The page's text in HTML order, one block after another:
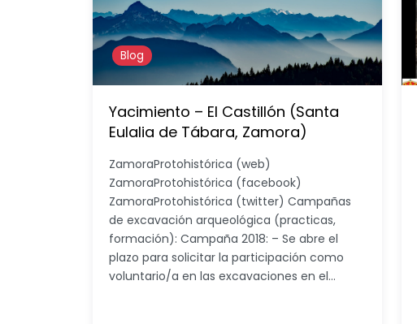
Blog
Yacimiento – El Castillón (Santa
Eulalia de Tábara, Zamora)
ZamoraProtohistórica (web)
ZamoraProtohistórica (facebook)
ZamoraProtohistórica (twitter) Campañas
de excavación arqueológica (practicas,
formación): Campaña 2018: – Se abre el
plazo para solicitar la participación como
voluntario/a en las excavaciones en el…